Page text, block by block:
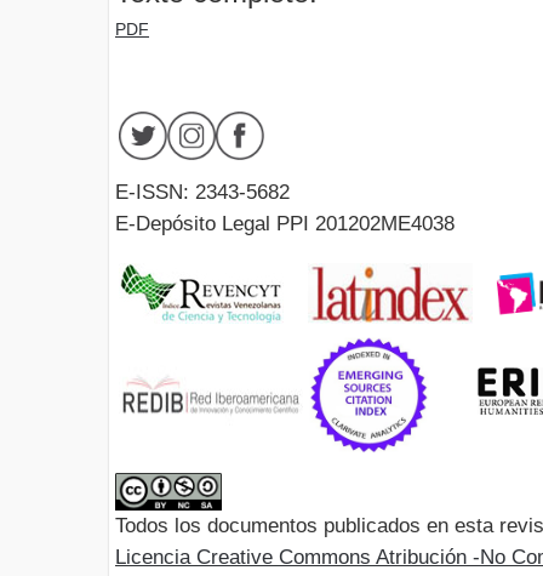
PDF
E-ISSN: 2343-5682
E-Depósito Legal PPI 201202ME4038
Todos los documentos publicados en esta
Licencia Creative Commons Atribución -No